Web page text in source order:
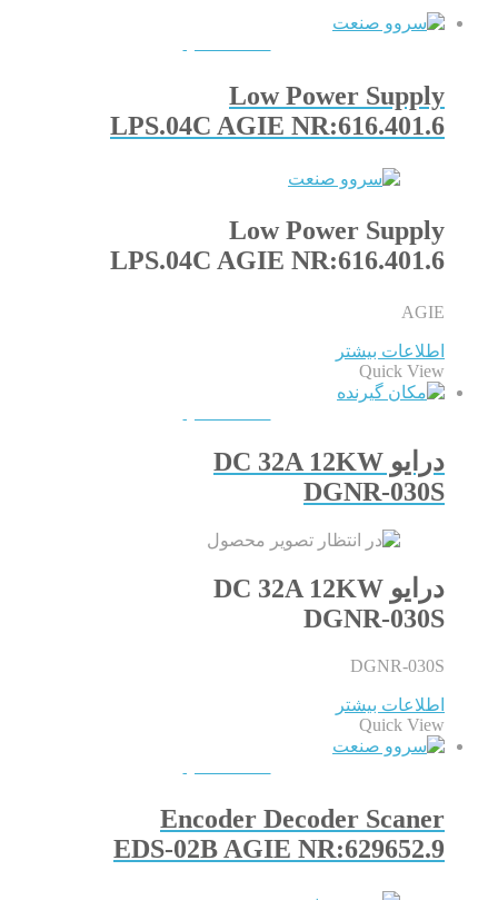
Low Power Supply
LPS.04C AGIE NR:616.401.6
Low Power Supply
LPS.04C AGIE NR:616.401.6
AGIE
اطلاعات بیشتر
Quick View
درایو DC 32A 12KW
DGNR-030S
درایو DC 32A 12KW
DGNR-030S
DGNR-030S
اطلاعات بیشتر
Quick View
Encoder Decoder Scaner
EDS-02B AGIE NR:629652.9